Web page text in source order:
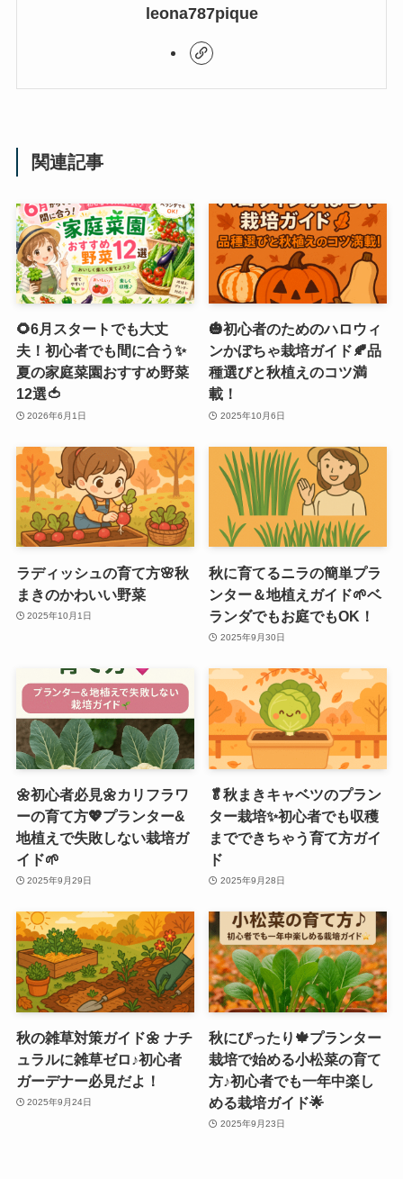
leona787pique
関連記事
🌻6月スタートでも大丈
夫！初心者でも間に合う✨
夏の家庭菜園おすすめ野菜
12選🍅
2026年6月1日
🎃初心者のためのハロウィ
ンかぼちゃ栽培ガイド🍂品
種選びと秋植えのコツ満
載！
2025年10月6日
ラディッシュの育て方🌸秋
まきのかわいい野菜
2025年10月1日
秋に育てるニラの簡単プラ
ンター＆地植えガイド🌱ベ
ランダでもお庭でもOK！
2025年9月30日
🌼初心者必見🌼カリフラワ
ーの育て方💖プランター&
地植えで失敗しない栽培ガ
イド🌱
2025年9月29日
🥬秋まきキャベツのプラン
ター栽培✨初心者でも収穫
までできちゃう育て方ガイ
ド
2025年9月28日
秋の雑草対策ガイド🌼 ナチ
ュラルに雑草ゼロ♪初心者
ガーデナー必見だよ！
2025年9月24日
秋にぴったり🍁プランター
栽培で始める小松菜の育て
方♪初心者でも一年中楽し
める栽培ガイド🌟
2025年9月23日